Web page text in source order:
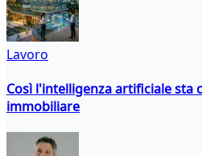
Lavoro
Così l'intelligenza artificiale sta
immobiliare